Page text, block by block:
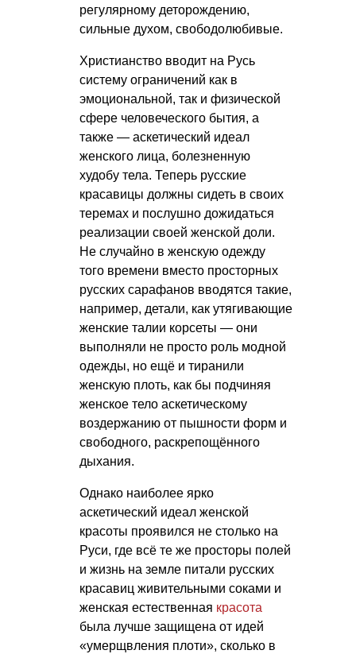
регулярному деторождению,
сильные духом, свободолюбивые.
Христианство вводит на Русь
систему ограничений как в
эмоциональной, так и физической
сфере человеческого бытия, а
также — аскетический идеал
женского лица, болезненную
худобу тела. Теперь русские
красавицы должны сидеть в своих
теремах и послушно дожидаться
реализации своей женской доли.
Не случайно в женскую одежду
того времени вместо просторных
русских сарафанов вводятся такие,
например, детали, как утягивающие
женские талии корсеты — они
выполняли не просто роль модной
одежды, но ещё и тиранили
женскую плоть, как бы подчиняя
женское тело аскетическому
воздержанию от пышности форм и
свободного, раскрепощённого
дыхания.
Однако наиболее ярко
аскетический идеал женской
красоты проявился не столько на
Руси, где всё те же просторы полей
и жизнь на земле питали русских
красавиц живительными соками и
женская естественная красота
была лучше защищена от идей
«умерщвления плоти», сколько в